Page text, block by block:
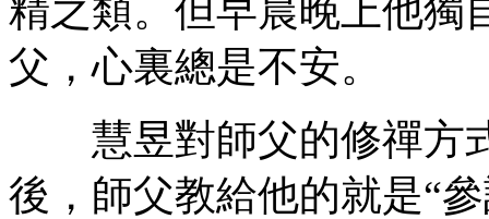
精之類。但早晨晚上他獨
父，心裏總是不安。
慧昱對師父的修禪方
後，師父教給他的就是“